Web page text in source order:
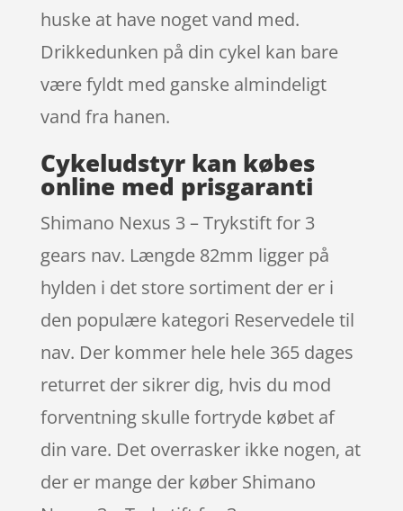
huske at have noget vand med.
Drikkedunken på din cykel kan bare
være fyldt med ganske almindeligt
vand fra hanen.
Cykeludstyr kan købes
online med prisgaranti
Shimano Nexus 3 – Trykstift for 3
gears nav. Længde 82mm ligger på
hylden i det store sortiment der er i
den populære kategori Reservedele til
nav. Der kommer hele hele 365 dages
returret der sikrer dig, hvis du mod
forventning skulle fortryde købet af
din vare. Det overrasker ikke nogen, at
der er mange der køber Shimano